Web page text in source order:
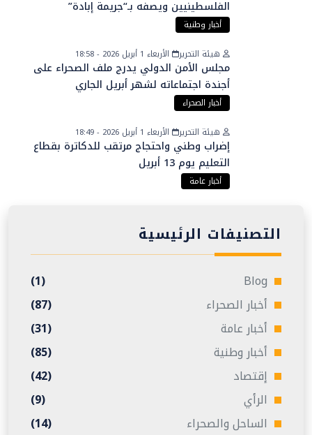
الفلسطينيين ويصفه بـ“جريمة إبادة”
أخبار وطنية
هيئة التحرير
الأربعاء 1 أبريل 2026 - 18:58
مجلس الأمن الدولي يدرج ملف الصحراء على
أجندة اجتماعاته لشهر أبريل الجاري
أخبار الصحراء
هيئة التحرير
الأربعاء 1 أبريل 2026 - 18:49
إضراب وطني واحتجاج مرتقب للدكاترة بقطاع
التعليم يوم 13 أبريل
أخبار عامة
التصنيفات الرئيسية
Blog
(1)
أخبار الصحراء
(87)
أخبار عامة
(31)
أخبار وطنية
(85)
إقتصاد
(42)
الرأي
(9)
الساحل والصحراء
(14)